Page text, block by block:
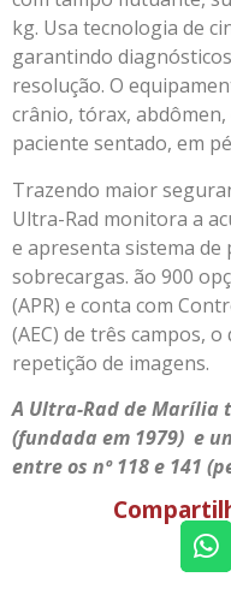
kg. Usa tecnologia de
garantindo
resolução. O
crânio, tórax,
paciente sentado, em
Trazendo maior
Ultra-Rad monitora a
e apresenta sistema
sobrecargas. ão 900
(APR) e conta com
(AEC) de três campos,
repetição de imagens.
A Ultra-Rad de Marília
(fundada em 1979) e
entre os nº 118 e 141